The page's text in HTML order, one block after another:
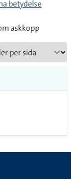
betydelse
askkopp